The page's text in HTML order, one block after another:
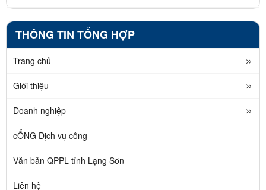
THÔNG TIN TỔNG HỢP
Trang chủ
Giới thiệu
Doanh nghiệp
cỔNG Dịch vụ công
Văn bản QPPL tỉnh Lạng Sơn
Liên hệ